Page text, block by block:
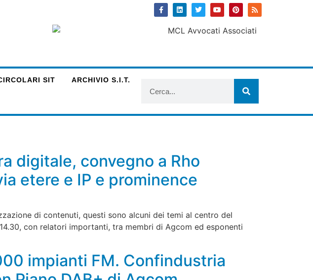
SIT ARCHIVIO S.I.T.
digitale, convegno a Rho
etere e IP e prominence
di contenuti, questi sono alcuni dei temi al centro del
con relatori importanti, tra membri di Agcom ed esponenti
impianti FM. Confindustria